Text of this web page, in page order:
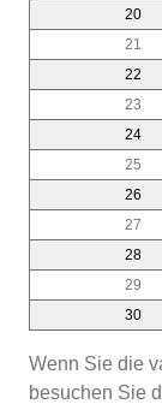
20
21
22
23
24
25
26
27
28
29
30
Wenn Sie die
besuchen Sie